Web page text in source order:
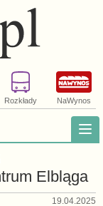
Rozkłady NaWynos
Elbląga
19.04.2025